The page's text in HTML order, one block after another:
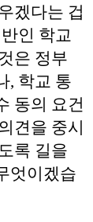
겠다는 겁
인 학교
은 정부
, 학교 통
동의 요건
견을 중시
록 길을
엇이겠습